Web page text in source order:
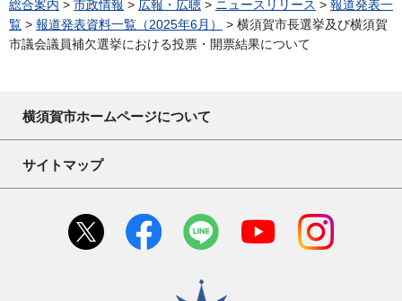
総合案内 > 市政情報 > 広報・広聴 > ニュースリリース > 報道発表一
覧 > 報道発表資料一覧（2025年6月）
> 横須賀市長選挙及び横須賀
市議会議員補欠選挙における投票・開票結果について
横須賀市ホームページについて
サイトマップ
横須賀市